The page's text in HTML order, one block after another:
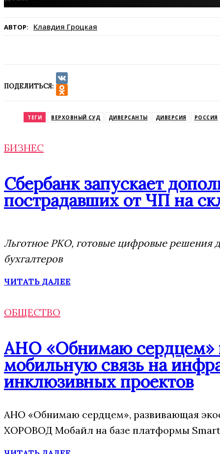
АВТОР: Клавдия Гроцкая
ПОДЕЛИТЬСЯ:
VK
ТЕГИ ВЕРХОВНЫЙ СУД ДИВЕРСАНТЫ ДИВЕРСИЯ РОССИЯ
БИЗНЕС
Сбербанк запускает
пострадавших от ЧП на
Льготное РКО, готовые цифровые решения
бухгалтеров
ЧИТАТЬ ДАЛЕЕ
ОБЩЕСТВО
АНО «Обнимаю сердцем»
мобильную связь на
инклюзивных проектов
АНО «Обнимаю сердцем», развивающая
ХОРОВОД Мобайл на базе платформы Smart